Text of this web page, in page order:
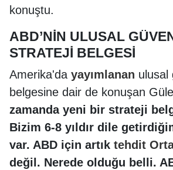
konuştu.
ABD’NİN ULUSAL
STRATEJİ BELGESİ
Amerika'da yayımlanan ulusal
belgesine dair de konuşan
zamanda yeni bir strateji
Bizim 6-8 yıldır dile
var. ABD için artık tehdit
değil. Nerede olduğu belli.